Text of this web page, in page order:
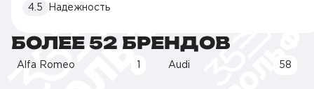
4.5
Надежность
БОЛЕЕ 52 БРЕНДОВ
Alfa Romeo Audi 58